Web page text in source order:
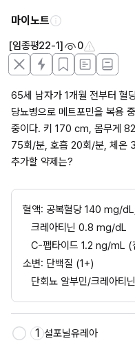
마이노트
[임종평22-1] 0
65세 남자가 1개월 전부터 혈
당뇨병으로 메트포민을 복용
중이다. 키 170 cm, 몸무게
75회/분, 호흡 20회/분, 체온
추가할 약제는?
혈액: 공복혈당 140 mg/
크레아티닌 0.8 mg/dL
C-펩타이드 1.2 ng/mL
소변: 단백질 (1+)
단회뇨 알부민/크레아티
1 설포닐유레아